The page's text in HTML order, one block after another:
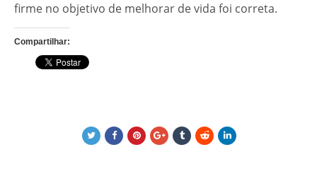
firme no objetivo de melhorar de vida foi correta.
Compartilhar: